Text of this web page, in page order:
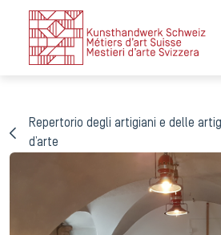
Repertorio degli artigiani e delle
d’arte